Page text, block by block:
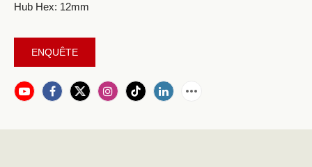
Hub Hex: 12mm
ENQUÊTE